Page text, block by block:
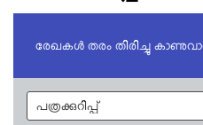
രേഖകൾ തരം തിരിച്ചു